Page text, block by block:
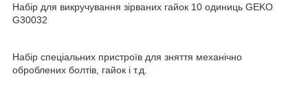
Набір для викручування зірваних гайок 10 одиниць GEKO
G30032
Набір спеціальних пристроїв для зняття механічно
оброблених болтів, гайок і т.д.